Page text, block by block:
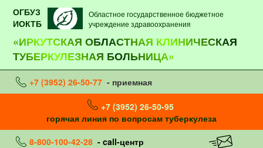
ОГБУЗ
ИОКТБ
Областное государственное бюджетное
учреждение здравоохранения
«ИРКУТСКАЯ ОБЛАСТНАЯ КЛИНИЧЕСКАЯ
ТУБЕРКУЛЕЗНАЯ БОЛЬНИЦА»
+7 (3952) 26-50-77 - приемная
+7 (3952) 26-50-95
горячая линия по вопросам туберкулеза
8-800-100-42-28 - call-центр